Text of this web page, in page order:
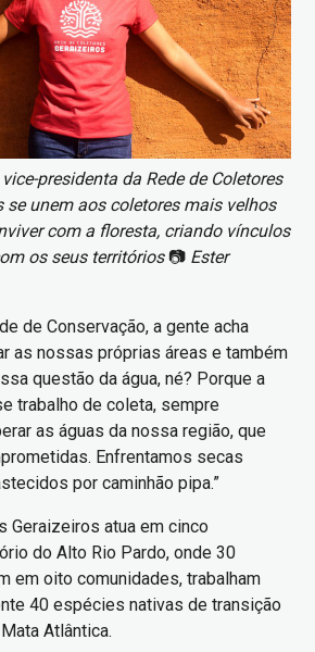
presidenta da Rede de Coletores
se unem aos coletores mais velhos
com a floresta, criando vínculos
os seus territórios📷 Ester
de Conservação, a gente acha
as nossas próprias áreas e também
questão da água, né? Porque a
trabalho de coleta, sempre
as águas da nossa região, que
Enfrentamos secas
por caminhão pipa.”
Geraizeiros atua em cinco
do Alto Rio Pardo, onde 30
em oito comunidades, trabalham
40 espécies nativas de transição
Atlântica.